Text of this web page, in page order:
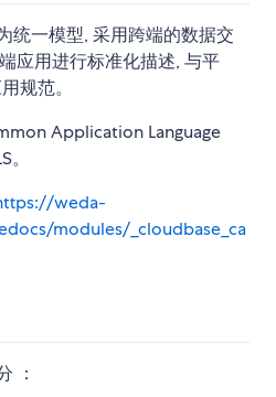
统一模型, 采用跨端的数据交
应用进行标准化描述, 与平
规范。
Application Language
weda-
modules/_cloudbase_ca
：